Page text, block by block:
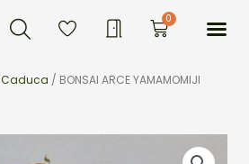
Buscar 0Carrito
Caduca / BONSAI ARCE YAMAMOMIJI